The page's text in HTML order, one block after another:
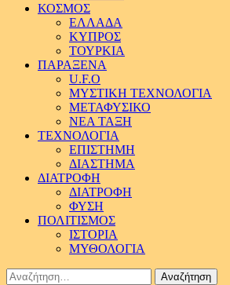
ΚΟΣΜΟΣ
ΕΛΛΑΔΑ
ΚΥΠΡΟΣ
ΤΟΥΡΚΙΑ
ΠΑΡΑΞΕΝΑ
U.F.O
ΜΥΣΤΙΚΗ ΤΕΧΝΟΛΟΓΙΑ
ΜΕΤΑΦΥΣΙΚΟ
ΝΕΑ ΤΑΞΗ
ΤΕΧΝΟΛΟΓΙΑ
ΕΠΙΣΤΗΜΗ
ΔΙΑΣΤΗΜΑ
ΔΙΑΤΡΟΦΗ
ΔΙΑΤΡΟΦΗ
ΦΥΣΗ
ΠΟΛΙΤΙΣΜΟΣ
ΙΣΤΟΡΙΑ
ΜΥΘΟΛΟΓΙΑ
Αναζήτηση